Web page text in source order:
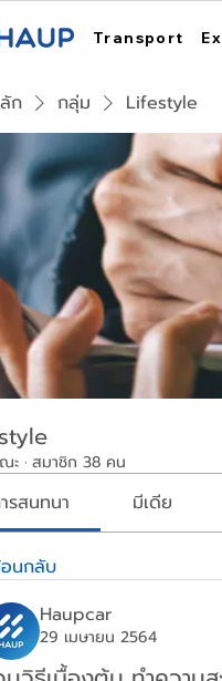
Transport
ก กลุ่ม Lifestyle
ะ · สมาชิก 38 คน
รสนทนา มีเดีย
นกลับ
Haupcar
29 เมษายน 2564